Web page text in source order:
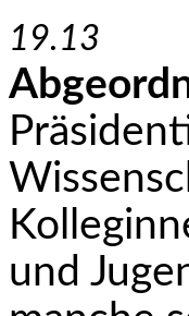
19.13
und